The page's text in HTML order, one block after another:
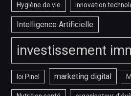
Hygiène de vie innovation
Intelligence Artificielle
investissement
loi Pinel marketing digital